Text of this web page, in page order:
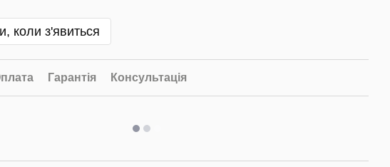
коли з'явиться
Гарантія Консультація